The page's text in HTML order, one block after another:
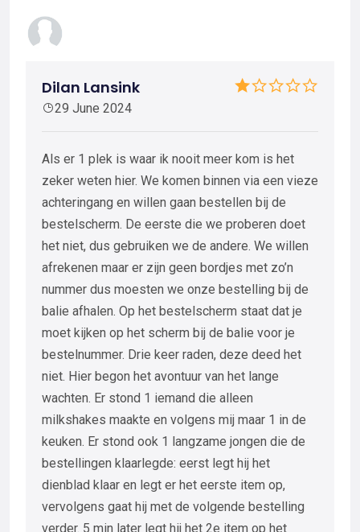
Dilan Lansink
29 June 2024
Als er 1 plek is waar ik nooit meer kom is het
zeker weten hier. We komen binnen via een vieze
achteringang en willen gaan bestellen bij de
bestelscherm. De eerste die we proberen doet
het niet, dus gebruiken we de andere. We willen
afrekenen maar er zijn geen bordjes met zo’n
nummer dus moesten we onze bestelling bij de
balie afhalen. Op het bestelscherm staat dat je
moet kijken op het scherm bij de balie voor je
bestelnummer. Drie keer raden, deze deed het
niet. Hier begon het avontuur van het lange
wachten. Er stond 1 iemand die alleen
milkshakes maakte en volgens mij maar 1 in de
keuken. Er stond ook 1 langzame jongen die de
bestellingen klaarlegde: eerst legt hij het
dienblad klaar en legt er het eerste item op,
vervolgens gaat hij met de volgende bestelling
verder. 5 min later legt hij het 2e item op het